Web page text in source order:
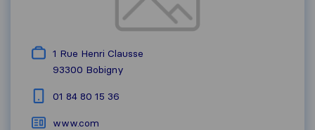
1 Rue Henri Clausse
93300 Bobigny
01 84 80 15 36
www.com